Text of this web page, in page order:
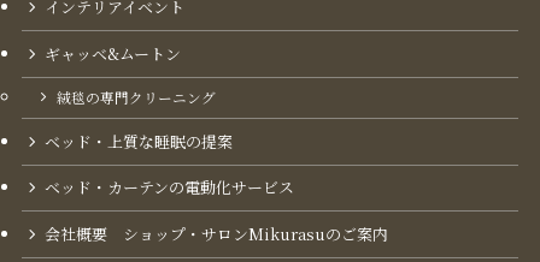
インテリアイベント
ギャッベ&ムートン
絨毯の専門クリーニング
ベッド・上質な睡眠の提案
ベッド・カーテンの電動化サービス
会社概要 ショップ・サロンMikurasuのご案内​